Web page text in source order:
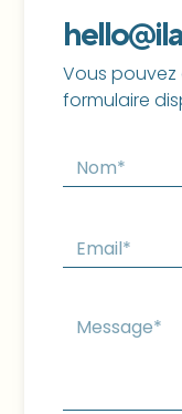
Vous pouvez
formulaire